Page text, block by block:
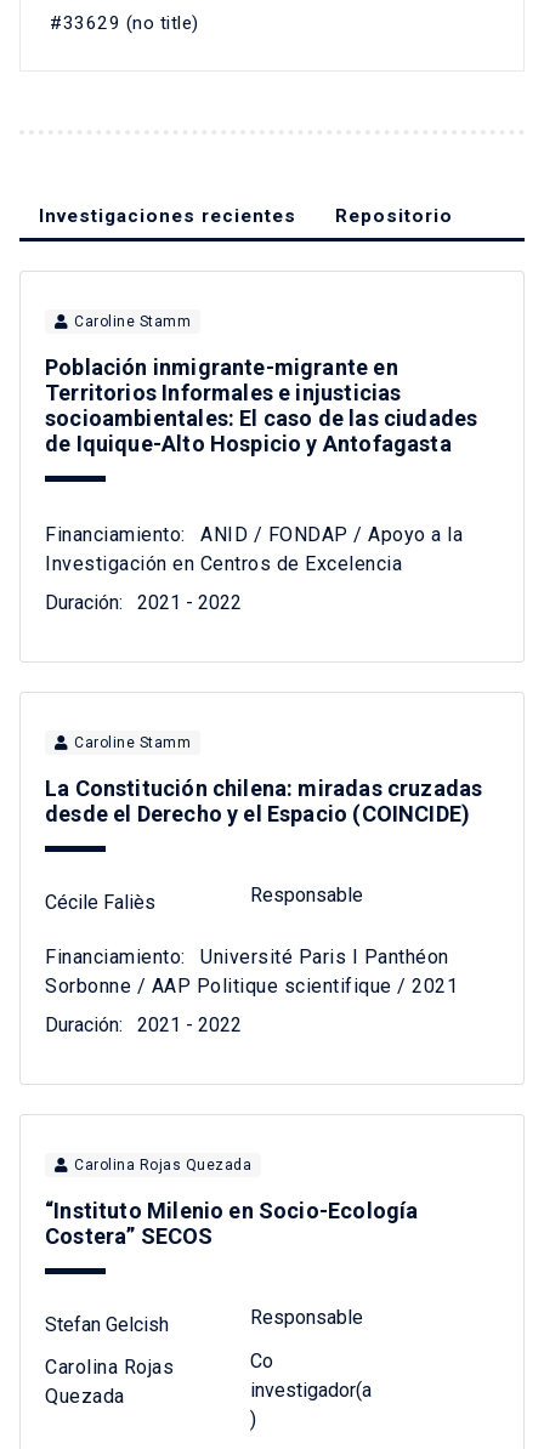
#33629 (no title)
Investigaciones recientes Repositorio
Caroline Stamm
Población inmigrante-migrante en
Territorios Informales e injusticias
socioambientales: El caso de las ciudades
de Iquique-Alto Hospicio y Antofagasta
Financiamiento:
ANID / FONDAP / Apoyo a la
Investigación en Centros de Excelencia
Duración:
2021 - 2022
Caroline Stamm
La Constitución chilena: miradas cruzadas
desde el Derecho y el Espacio (COINCIDE)
Cécile Faliès Responsable
Financiamiento:
Université Paris I Panthéon
Sorbonne / AAP Politique scientifique / 2021
Duración:
2021 - 2022
Carolina Rojas Quezada
“Instituto Milenio en Socio-Ecología
Costera” SECOS
Stefan Gelcish Responsable
Carolina Rojas
Quezada
Co
investigador(a
)